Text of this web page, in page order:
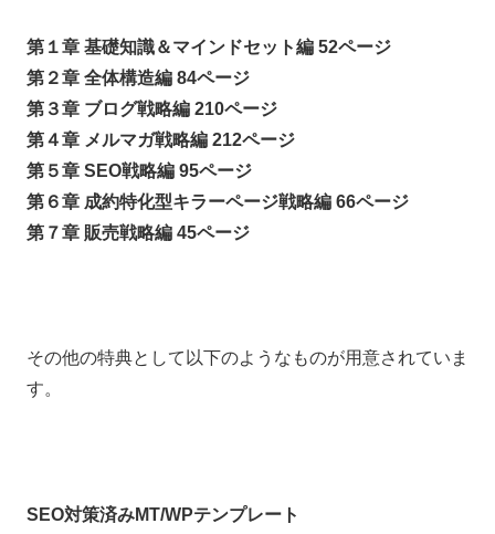
第１章 基礎知識＆マインドセット編 52ページ
第２章 全体構造編 84ページ
第３章 ブログ戦略編 210ページ
第４章 メルマガ戦略編 212ページ
第５章 SEO戦略編 95ページ
第６章 成約特化型キラーページ戦略編 66ページ
第７章 販売戦略編 45ページ
その他の特典として以下のようなものが用意されていま
す。
SEO対策済みMT/WPテンプレート